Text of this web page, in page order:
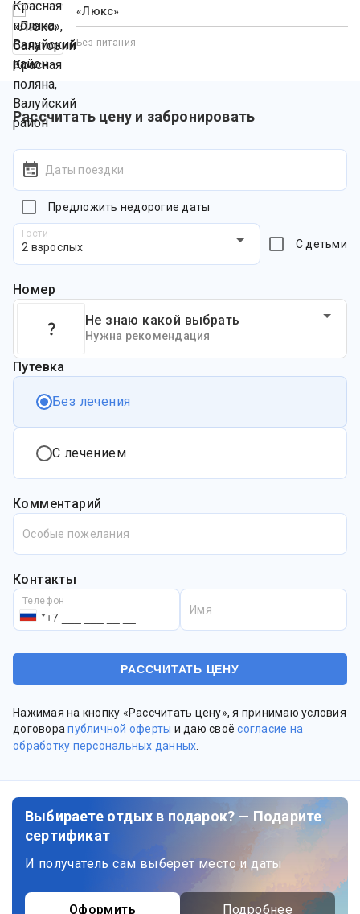
«Люкс»
Без питания
Рассчитать цену и забронировать
Даты поездки
Предложить недорогие даты
Гости
2 взрослых С детьми
Номер
Не знаю какой выбрать
Нужна рекомендация
Путевка
Без лечения
С лечением
Комментарий
Особые пожелания
Контакты
Телефон
Имя
Нажимая на кнопку «Рассчитать цену», я принимаю условия
договорапубличной оферты и даю своёсогласие на
обработку персональных данных
Выбираете отдых в подарок? — Подарите
сертификат
И получатель сам выберет место и даты
Оформить Подробнее